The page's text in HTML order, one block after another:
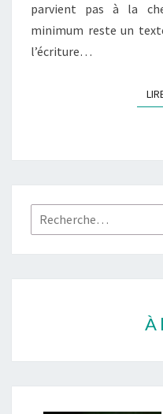
parvient pas à la
minimum reste un
l’écriture…
Rechercher :
À